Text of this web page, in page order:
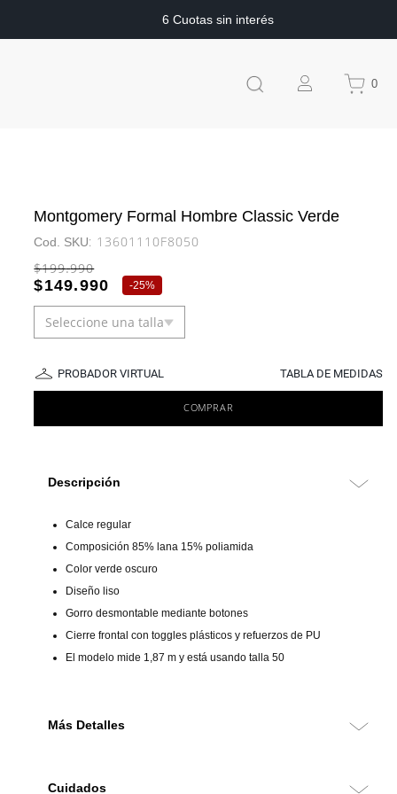
6 Cuotas sin interés
0
Montgomery Formal Hombre Classic Verde
: 13601110F8050
$199.990
$149.990 -25%
Seleccione una talla
PROBADOR VIRTUAL TABLA DE MEDIDAS
COMPRAR
Descripción
Calce regular
Composición 85% lana 15% poliamida
Color verde oscuro
Diseño liso
Gorro desmontable mediante botones
Cierre frontal con toggles plásticos y refuerzos de PU
El modelo mide 1,87 m y está usando talla 50
Más Detalles
sólida. Su diseño liso en color verde oscuro conserva el carácter
Cuidados